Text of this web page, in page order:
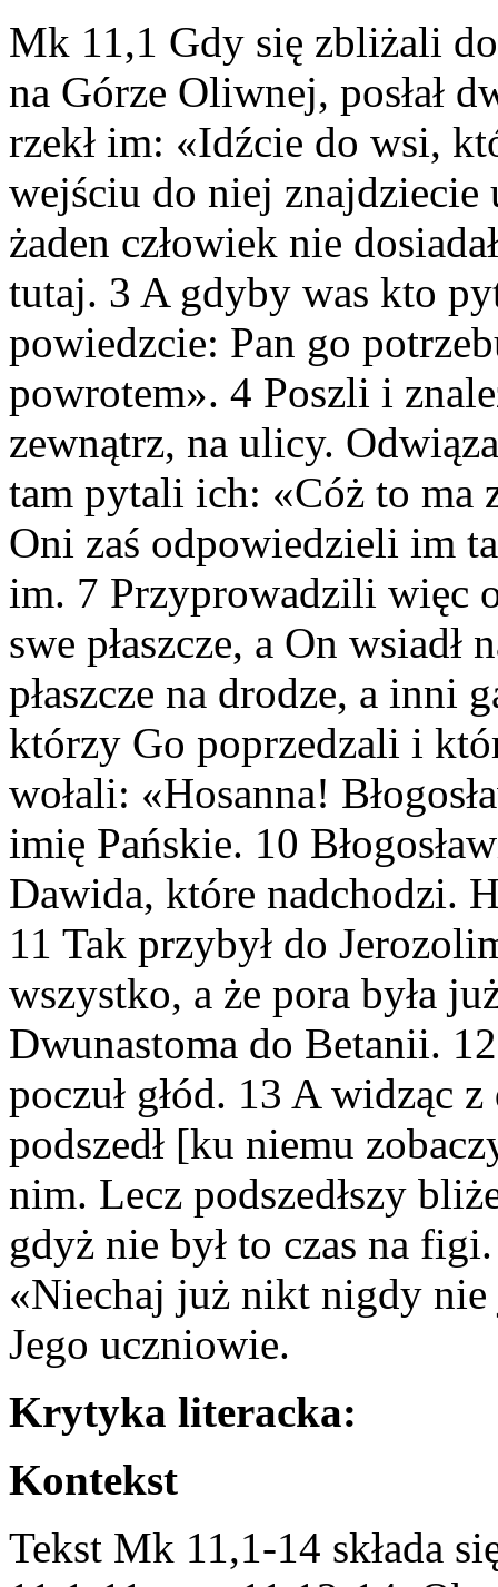
Mk 11,1 Gdy się zbliżali
na Górze Oliwnej, posłał
rzekł im: «Idźcie do wsi,
wejściu do niej znajdziecie
żaden człowiek nie
tutaj. 3 A gdyby was kto
powiedzcie: Pan go
powrotem». 4 Poszli i
zewnątrz, na ulicy.
tam pytali ich: «Cóż to ma
Oni zaś odpowiedzieli im
im. 7 Przyprowadzili więc
swe płaszcze, a On wsiadł
płaszcze na drodze, a inni
którzy Go poprzedzali i
wołali: «Hosanna!
imię Pańskie. 10
Dawida, które nadchodzi.
11 Tak przybył do
wszystko, a że pora była
Dwunastoma do Betanii.
poczuł głód. 13 A widząc
podszedł [ku niemu
nim. Lecz podszedłszy
gdyż nie był to czas na
«Niechaj już nikt nigdy nie
Jego uczniowie.
Krytyka literacka:
Kontekst
Tekst Mk 11,1-14 składa